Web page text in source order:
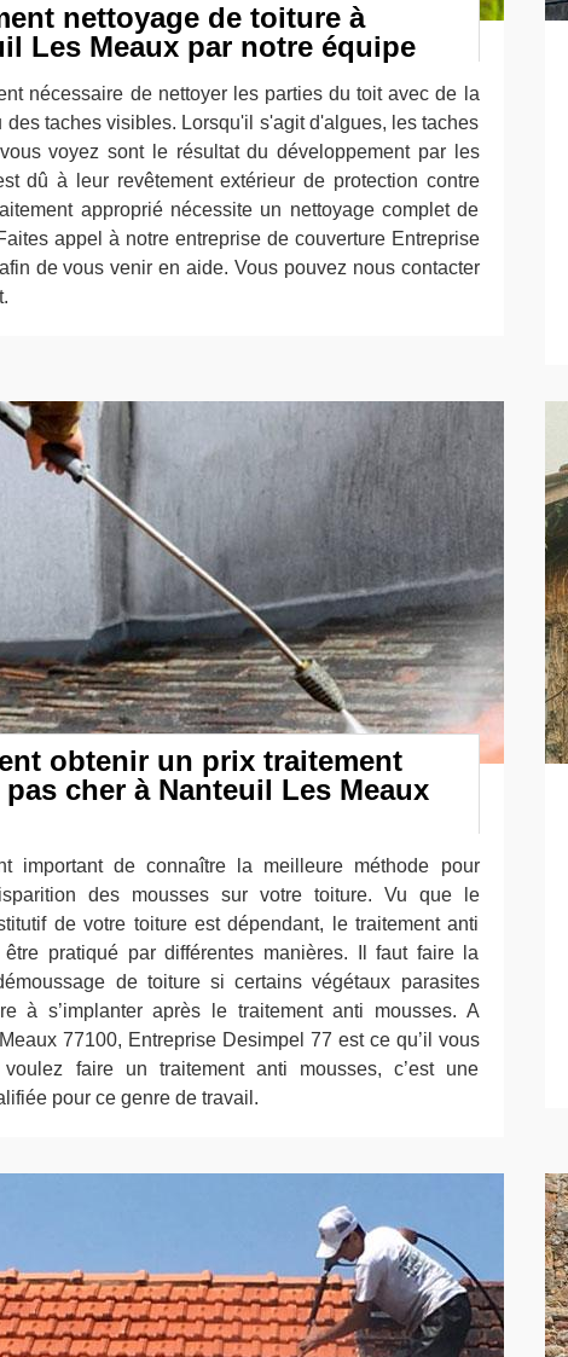
nettoyage de toiture à
Les Meaux par notre équipe
nécessaire de nettoyer les parties du toit avec de la
des taches visibles. Lorsqu'il s'agit d'algues, les taches
voyez sont le résultat du développement par les
dû à leur revêtement extérieur de protection contre
approprié nécessite un nettoyage complet de
appel à notre entreprise de couverture Entreprise
de vous venir en aide. Vous pouvez nous contacter
obtenir un prix traitement
cher à Nanteuil Les Meaux
important de connaître la meilleure méthode pour
des mousses sur votre toiture. Vu que le
de votre toiture est dépendant, le traitement anti
être pratiqué par différentes manières. Il faut faire la
de toiture si certains végétaux parasites
à s’implanter après le traitement anti mousses. A
77100, Entreprise Desimpel 77 est ce qu’il vous
faire un traitement anti mousses, c’est une
pour ce genre de travail.